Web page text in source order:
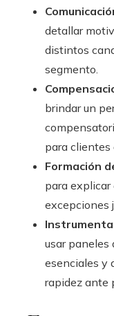
detallar
distintos
segmento.
brindar un
para clientes
Formación
para
excepciones
usar paneles
esenciales y
rapidez ante